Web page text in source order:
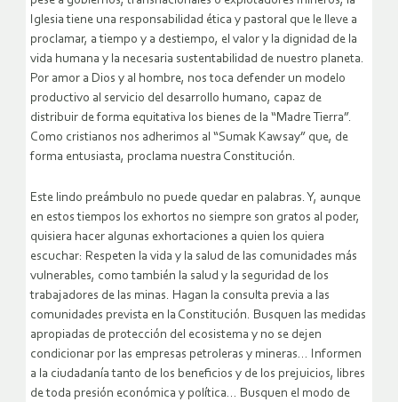
Iglesia tiene una responsabilidad ética y pastoral que le lleve a
proclamar, a tiempo y a destiempo, el valor y la dignidad de la
vida humana y la necesaria sustentabilidad de nuestro planeta.
Por amor a Dios y al hombre, nos toca defender un modelo
productivo al servicio del desarrollo humano, capaz de
distribuir de forma equitativa los bienes de la “Madre Tierra”.
Como cristianos nos adherimos al “Sumak Kawsay” que, de
forma entusiasta, proclama nuestra Constitución.
Este lindo preámbulo no puede quedar en palabras. Y, aunque
en estos tiempos los exhortos no siempre son gratos al poder,
quisiera hacer algunas exhortaciones a quien los quiera
escuchar: Respeten la vida y la salud de las comunidades más
vulnerables, como también la salud y la seguridad de los
trabajadores de las minas. Hagan la consulta previa a las
comunidades prevista en la Constitución. Busquen las medidas
apropiadas de protección del ecosistema y no se dejen
condicionar por las empresas petroleras y mineras… Informen
a la ciudadanía tanto de los beneficios y de los prejuicios, libres
de toda presión económica y política… Busquen el modo de